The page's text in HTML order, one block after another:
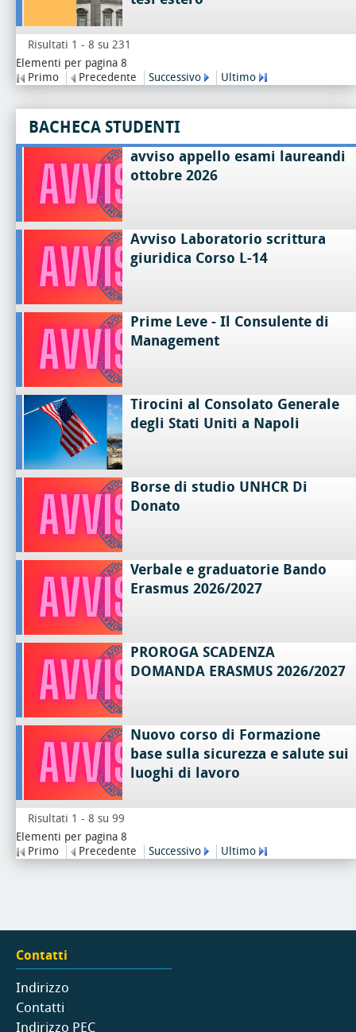
Risultati 1 - 8 su 231
Elementi per pagina 8
Primo
Precedente Successivo Ultimo
BACHECA STUDENTI
avviso appello esami laureandi
ottobre 2026
Avviso Laboratorio scrittura
giuridica Corso L-14
Prime Leve - Il Consulente di
Management
Tirocini al Consolato Generale
degli Stati Uniti a Napoli
Borse di studio UNHCR Di
Donato
Verbale e graduatorie Bando
Erasmus 2026/2027
PROROGA SCADENZA
DOMANDA ERASMUS 2026/2027
Nuovo corso di Formazione
base sulla sicurezza e salute sui
luoghi di lavoro
Risultati 1 - 8 su 99
Elementi per pagina 8
Primo
Precedente Successivo Ultimo
Contatti
Indirizzo
Contatti
Indirizzo PEC